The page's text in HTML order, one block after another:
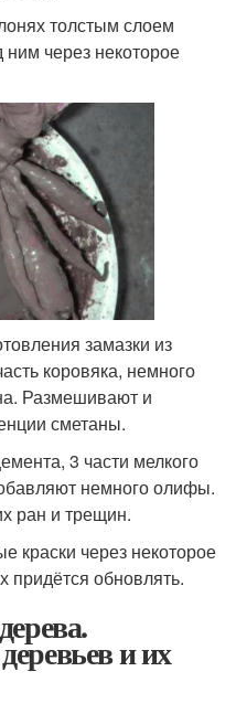
толстым слоем
через некоторое
замазки из
коровяка, немного
Размешивают и
сметаны.
3 части мелкого
немного олифы.
ран и трещин.
краски через некоторое
обновлять.
и их